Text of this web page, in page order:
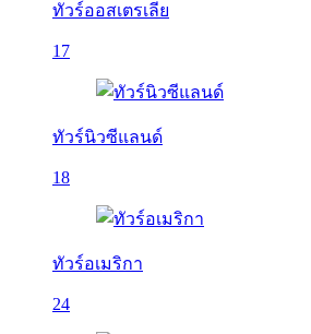
ทัวร์ออสเตรเลีย
17
ทัวร์นิวซีแลนด์
18
ทัวร์อเมริกา
24